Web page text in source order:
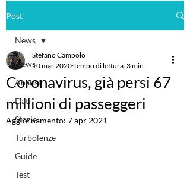
Post
News
Analisi
Dati
Storie
Turbolenze
Guide
Test
News
Coronavirus, già persi 67
millioni di passeggeri
Stefano Campolo
10 mar 2020Tempo di lettura: 3 min
Aggiornamento: 7 apr 2021